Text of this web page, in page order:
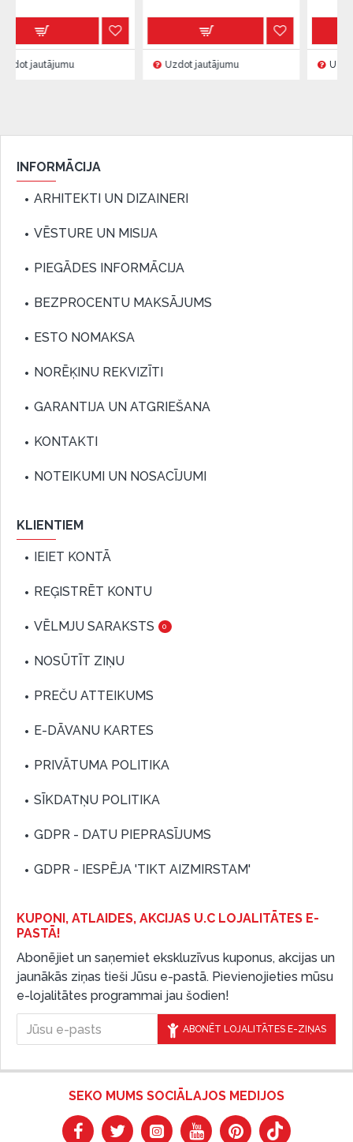
Uzdot jautājumu Uzdot jautājumu
INFORMĀCIJA
ARHITEKTI UN DIZAINERI
VĒSTURE UN MISIJA
PIEGĀDES INFORMĀCIJA
BEZPROCENTU MAKSĀJUMS
ESTO NOMAKSA
NORĒĶINU REKVIZĪTI
GARANTIJA UN ATGRIEŠANA
KONTAKTI
NOTEIKUMI UN NOSACĪJUMI
KLIENTIEM
IEIET KONTĀ
REĢISTRĒT KONTU
VĒLMJU SARAKSTS 0
NOSŪTĪT ZIŅU
PREČU ATTEIKUMS
E-DĀVANU KARTES
PRIVĀTUMA POLITIKA
SĪKDATŅU POLITIKA
GDPR - DATU PIEPRASĪJUMS
GDPR - IESPĒJA 'TIKT AIZMIRSTAM'
KUPONI, ATLAIDES, AKCIJAS U.C LOJALITĀTES E-
PASTĀ!
Abonējiet un saņemiet ekskluzīvus kuponus, akcijas un
jaunākās ziņas tieši Jūsu e-pastā. Pievienojieties mūsu
e-lojalitātes programmai jau šodien!
ABONĒT LOJALITĀTES E-ZIŅAS
SEKO MUMS SOCIĀLAJOS MEDIJOS